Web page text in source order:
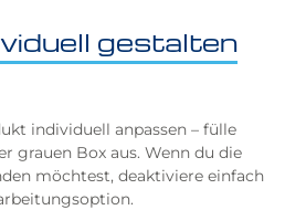
gestalten
individuell anpassen – fülle
grauen Box aus. Wenn du die
möchtest, deaktiviere einfach